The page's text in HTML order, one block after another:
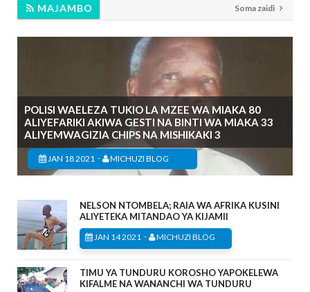
MAJAMBO Soma zaidi
POLISI WAELEZA TUKIO LA MZEE WA MIAKA 80
ALIYEFARIKI AKIWA GESTI NA BINTI WA MIAKA 33
ALIYEMWAGIZIA CHIPS NA MISHIKAKI 3
JAN 18 2021 - MICHUZI BLOG
NELSON NTOMBELA; RAIA WA AFRIKA KUSINI
ALIYETEKA MITANDAO YA KIJAMII
JAN 14 2021 - MICHUZI BLOG
TIMU YA TUNDURU KOROSHO YAPOKELEWA
KIFALME NA WANANCHI WA TUNDURU